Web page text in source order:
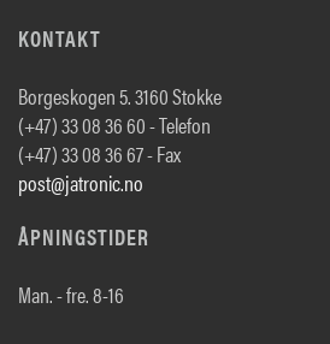
KONTAKT
Borgeskogen 5. 3160 Stokke
(+47) 33 08 36 60 - Telefon
(+47) 33 08 36 67 - Fax
post@jatronic.no
ÅPNINGSTIDER
Man. - fre. 8-16